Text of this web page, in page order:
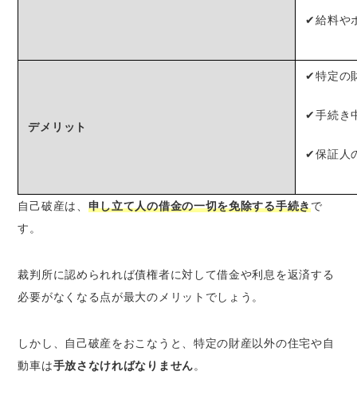
✔給料や
デメリット
✔特定の
✔手続き
✔保証人
自己破産は、 申し立て人の借金の一切を免除する手続きで
す。
裁判所に認められれば債権者に対して借金や利息を返済する
必要がなくなる点が最大のメリットでしょう。
しかし、自己破産をおこなうと、特定の財産以外の住宅や自
動車は手放さなければなりません。